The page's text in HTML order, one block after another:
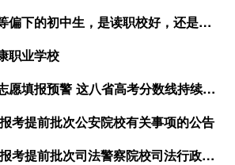
对于成绩中等偏下的初中生，是读职校好，还是五年制大专好？
职业学校
教育部发布志愿填报预警 这八省高考分数线持续出炉
考提前批次公安院校有关事项的公告
关于2022年报考提前批次司法警察院校司法行政警察类专业有关事项的公告